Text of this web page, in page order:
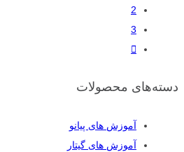
2
3
دسته‌های محصولات
آموزش های پیانو
آموزش های گیتار